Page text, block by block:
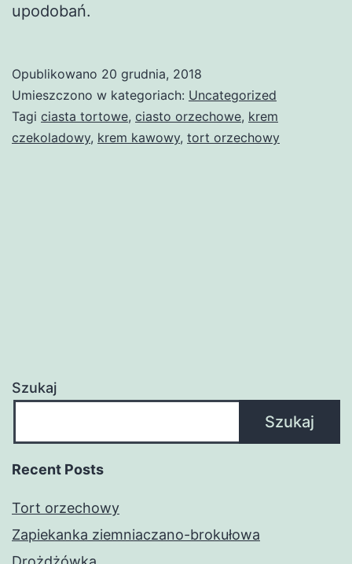
upodobań.
Opublikowano 20 grudnia, 2018
Umieszczono w kategoriach: Uncategorized
Tagi ciasta tortowe, ciasto orzechowe, krem
czekoladowy, krem kawowy, tort orzechowy
Szukaj
Szukaj
Recent Posts
Tort orzechowy
Zapiekanka ziemniaczano-brokułowa